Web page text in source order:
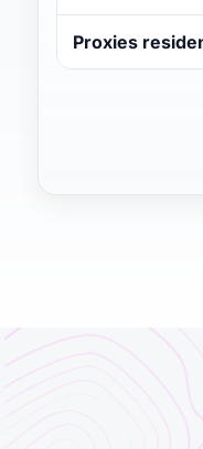
Proxies